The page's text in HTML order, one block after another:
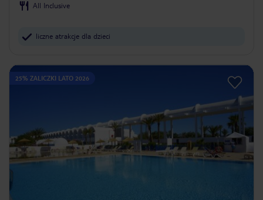
All Inclusive
liczne atrakcje dla dzieci
25% ZALICZKI LATO 2026